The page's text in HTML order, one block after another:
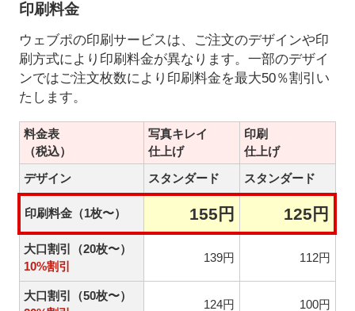
印刷料金
ウェブポの印刷サービスは、ご注文のデザインや印
刷方式により印刷料金が異なります。一部のデザイ
ンではご注文枚数により印刷料金を最大50％割引い
たします。
料金表
（税込）
写真キレイ
仕上げ
印刷
仕上げ
デザイン
スタンダード スタンダード
印刷料金（1枚〜） 155円 125円
大口割引（20枚〜）
10%割引
139円 112円
大口割引（50枚〜）
124円 100円